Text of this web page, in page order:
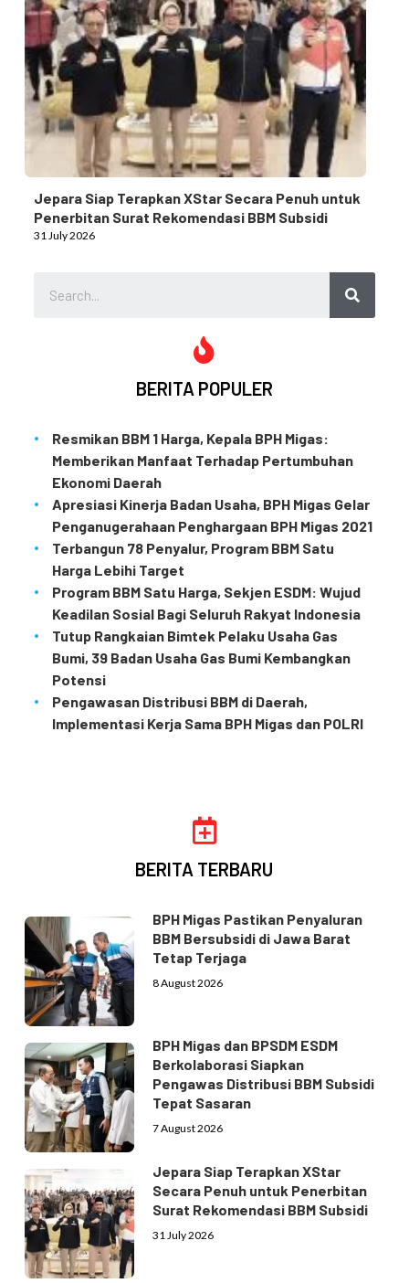
Jepara Siap Terapkan XStar Secara Penuh untuk
Penerbitan Surat Rekomendasi BBM Subsidi
31 July 2026
BERITA POPULER
Resmikan BBM 1 Harga, Kepala BPH Migas:
Memberikan Manfaat Terhadap Pertumbuhan
Ekonomi Daerah
Apresiasi Kinerja Badan Usaha, BPH Migas Gelar
Penganugerahaan Penghargaan BPH Migas 2021
Terbangun 78 Penyalur, Program BBM Satu
Harga Lebihi Target
Program BBM Satu Harga, Sekjen ESDM: Wujud
Keadilan Sosial Bagi Seluruh Rakyat Indonesia
Tutup Rangkaian Bimtek Pelaku Usaha Gas
Bumi, 39 Badan Usaha Gas Bumi Kembangkan
Potensi
Pengawasan Distribusi BBM di Daerah,
Implementasi Kerja Sama BPH Migas dan POLRI
BERITA TERBARU
BPH Migas Pastikan Penyaluran
BBM Bersubsidi di Jawa Barat
Tetap Terjaga
8 August 2026
BPH Migas dan BPSDM ESDM
Berkolaborasi Siapkan
Pengawas Distribusi BBM Subsidi
Tepat Sasaran
7 August 2026
Jepara Siap Terapkan XStar
Secara Penuh untuk Penerbitan
Surat Rekomendasi BBM Subsidi
31 July 2026